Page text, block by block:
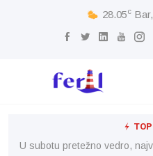
28.05c
U subotu pretežno vedro,